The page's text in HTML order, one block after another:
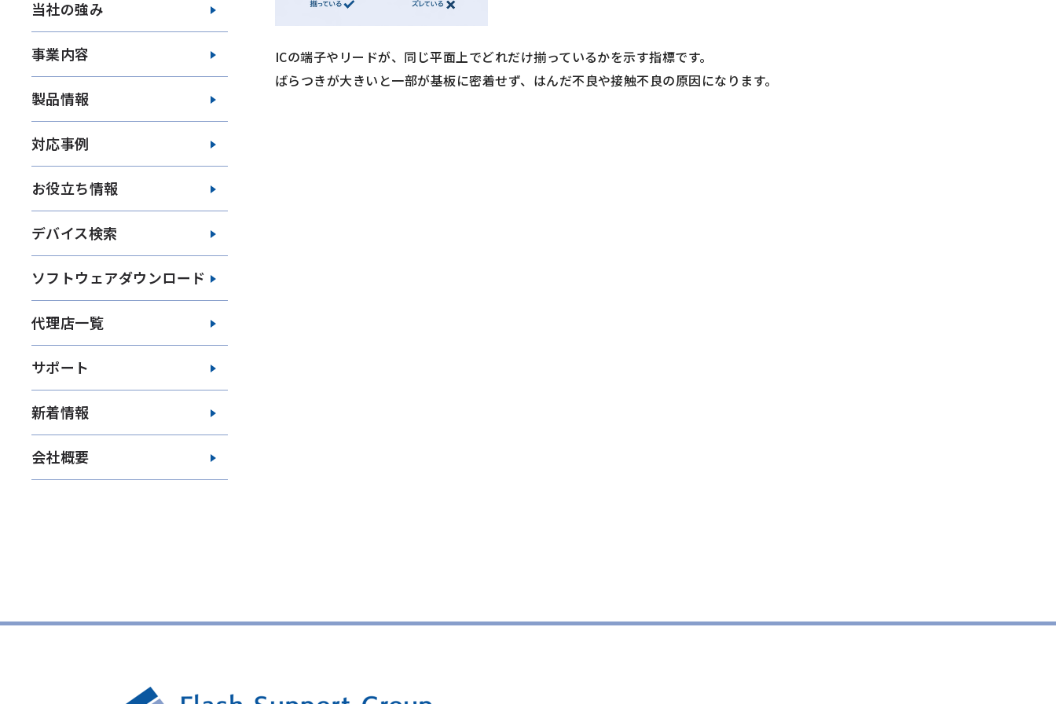
ICの端子やリードが、同じ平面上でどれだけ揃っているかを示す指標です。
ばらつきが大きいと一部が基板に密着せず、はんだ不良や接触不良の原因になります。
当社の強み
事業内容
製品情報
対応事例
お役立ち情報
デバイス検索
ソフトウェアダウンロード
代理店一覧
サポート
新着情報
会社概要